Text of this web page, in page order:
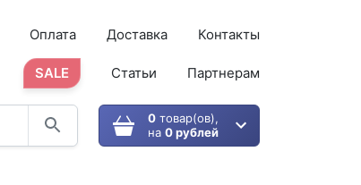
Оплата Доставка Контакты
SALE Статьи Партнерам
0товар(ов),
на 0 рублей